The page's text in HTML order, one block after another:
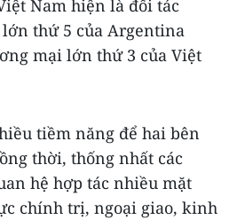
Nam hiện là đối tác
thứ 5 của Argentina
mại lớn thứ 3 của Việt
tiềm năng để hai bên
thời, thống nhất các
hệ hợp tác nhiều mặt
chính trị, ngoại giao, kinh